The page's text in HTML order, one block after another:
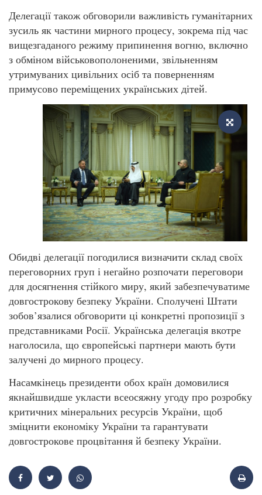
Делегації також обговорили важливість гуманітарних
зусиль як частини мирного процесу, зокрема під час
вищезгаданого режиму припинення вогню, включно
з обміном військовополоненими, звільненням
утримуваних цивільних осіб та поверненням
примусово переміщених українських дітей.
Обидві делегації погодилися визначити склад своїх
переговорних груп і негайно розпочати переговори
для досягнення стійкого миру, який забезпечуватиме
довгострокову безпеку України. Сполучені Штати
зобов’язалися обговорити ці конкретні пропозиції з
представниками Росії. Українська делегація вкотре
наголосила, що європейські партнери мають бути
залучені до мирного процесу.
Насамкінець президенти обох країн домовилися
якнайшвидше укласти всеосяжну угоду про розробку
критичних мінеральних ресурсів України, щоб
зміцнити економіку України та гарантувати
довгострокове процвітання й безпеку України.